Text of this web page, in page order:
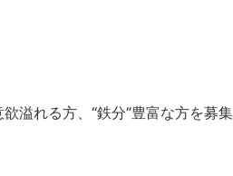
溢れる方、“鉄分”豊富な方を募集